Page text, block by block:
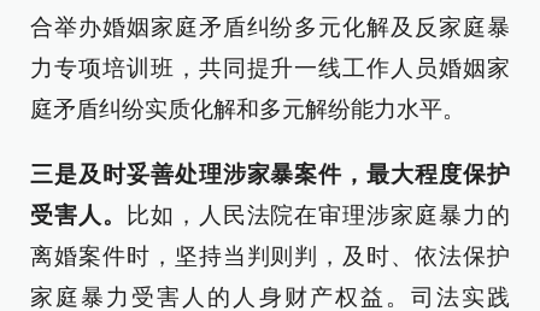
合举办婚姻家庭矛盾纠纷多元化解及反家庭暴
力专项培训班，共同提升一线工作人员婚姻家
庭矛盾纠纷实质化解和多元解纷能力水平。
三是及时妥善处理涉家暴案件，最大程度保护
受害人。
比如，人民法院在审理涉家庭暴力的
离婚案件时，坚持当判则判，及时、依法保护
家庭暴力受害人的人身财产权益。司法实践